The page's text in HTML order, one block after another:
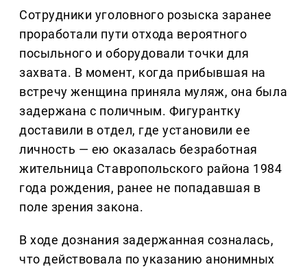
Сотрудники уголовного розыска заранее
проработали пути отхода вероятного
посыльного и оборудовали точки для
захвата. В момент, когда прибывшая на
встречу женщина приняла муляж, она была
задержана с поличным. Фигурантку
доставили в отдел, где установили ее
личность — ею оказалась безработная
жительница Ставропольского района 1984
года рождения, ранее не попадавшая в
поле зрения закона.
В ходе дознания задержанная созналась,
что действовала по указанию анонимных